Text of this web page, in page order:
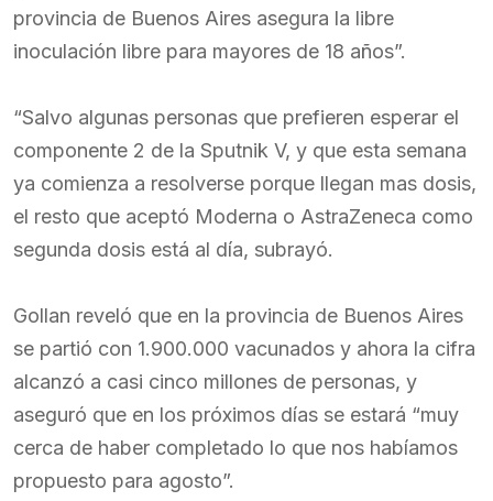
provincia de Buenos Aires asegura la libre
inoculación libre para mayores de 18 años”.
“Salvo algunas personas que prefieren esperar el
componente 2 de la Sputnik V, y que esta semana
ya comienza a resolverse porque llegan mas dosis,
el resto que aceptó Moderna o AstraZeneca como
segunda dosis está al día, subrayó.
Gollan reveló que en la provincia de Buenos Aires
se partió con 1.900.000 vacunados y ahora la cifra
alcanzó a casi cinco millones de personas, y
aseguró que en los próximos días se estará “muy
cerca de haber completado lo que nos habíamos
propuesto para agosto”.